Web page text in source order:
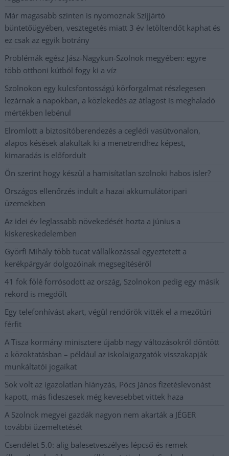
Már magasabb szinten is nyomoznak Szijjártó
büntetőügyében, vesztegetés miatt 3 év letöltendőt kaphat és
ez csak az egyik botrány
Problémák egész Jász-Nagykun-Szolnok megyében: egyre
több otthoni kútból fogy ki a víz
Szolnokon egy kulcsfontosságú körforgalmat részlegesen
lezárnak a napokban, a közlekedés az átlagost is meghaladó
mértékben lebénul
Elromlott a biztosítóberendezés a ceglédi vasútvonalon,
alapos késések alakultak ki a menetrendhez képest,
kimaradás is előfordult
Ön szerint hogy készül a hamisítatlan szolnoki habos isler?
Országos ellenőrzés indult a hazai akkumulátoripari
üzemekben
Az idei év leglassabb növekedését hozta a június a
kiskereskedelemben
Györfi Mihály több tucat vállalkozással egyeztetett a
kerékpárgyár dolgozóinak megsegítéséről
41 fok fölé forrósodott az ország, Szolnokon pedig egy másik
rekord is megdőlt
Egy telefonhívást akart, végül rendőrök vitték el a mezőtúri
férfit
A Tisza kormány minisztere újabb nagy változásokról döntött
a közoktatásban – például az iskolaigazgatók visszakapják
munkáltatói jogaikat
Sok volt az igazolatlan hiányzás, Pócs János fizetéslevonást
kapott, más fideszesek még kevesebbet vittek haza
A Szolnok megyei gazdák nagyon nem akarták a JÉGER
további üzemeltetését
Csendélet 5.0: alig balesetveszélyes lépcső és remek